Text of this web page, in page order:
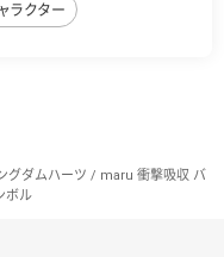
ラクター
グダムハーツ / maru 衝撃吸収 バ
ボル